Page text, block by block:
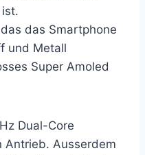
das Smartphone
und Metall
Super Amoled
Dual-Core
Antrieb. Ausserdem